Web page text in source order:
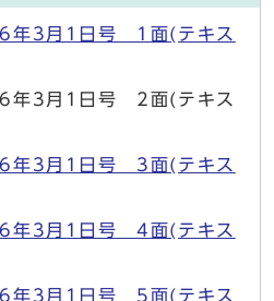
年3月1日号 1面(テキス
年3月1日号 2面(テキス
年3月1日号 3面(テキス
年3月1日号 4面(テキス
年3月1日号 5面(テキス